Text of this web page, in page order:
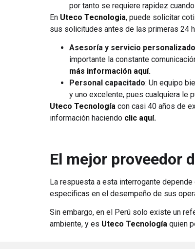
por tanto se requiere rapidez
En Uteco Tecnologia, puede solicitar
sus solicitudes antes de las primeras 24
Asesoría y servicio personalizado
importante la constante
más información aquí.
Personal capacitado: Un equipo
y uno excelente, pues cualquiera le
Uteco Tecnología con casi 40 años de
información haciendo clic aquí.
El mejor proveedor
La respuesta a esta interrogante
especificas en el desempeño de sus
Sin embargo, en el Perú solo existe un
ambiente, y es Uteco Tecnología quien